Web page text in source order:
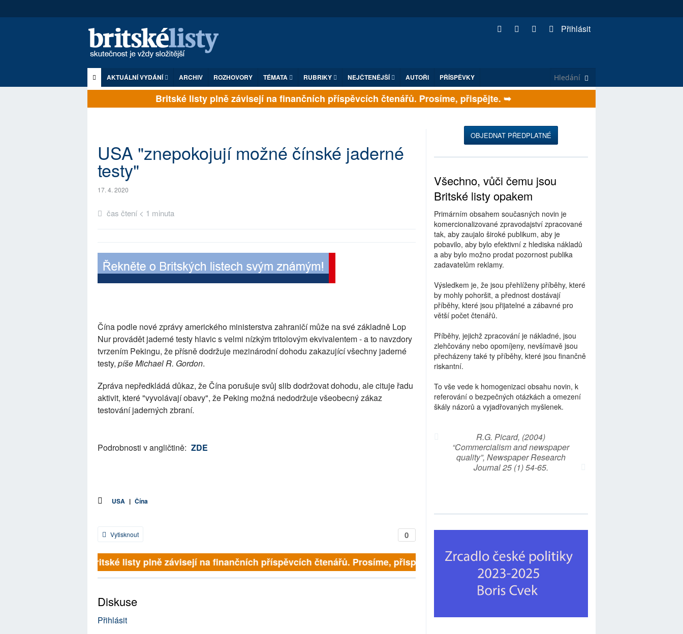
Přihlásit
AKTUÁLNÍ VYDÁNÍ ARCHIV ROZHOVORY TÉMATA RUBRIKY NEJČTENĚJŠÍ AUTOŘI PŘÍSPĚVKY
Britské listy plně závisejí na finančních příspěvcích čtenářů. Prosíme, přispějte. ➥
USA "znepokojují možné čínské jaderné
testy"
17. 4. 2020
čas čtení < 1 minuta
Čína podle nové zprávy amerického ministerstva zahraničí může na své základně Lop
Nur provádět jaderné testy hlavic s velmi nízkým tritolovým ekvivalentem - a to navzdory
tvrzením Pekingu, že přísně dodržuje mezinárodní dohodu zakazující všechny jaderné
testy, píše Michael R. Gordon.
Zpráva nepředkládá důkaz, že Čína porušuje svůj slib dodržovat dohodu, ale cituje řadu
aktivit, které "vyvolávají obavy", že Peking možná nedodržuje všeobecný zákaz
testování jaderných zbraní.
Podrobnosti v angličtině: ZDE
USA | Čína
0
Vytisknout
Britské listy plně závisejí na finančních příspěvcích čtenářů. Prosíme, přispějte. ➥
Diskuse
Přihlásit
OBJEDNAT PŘEDPLATNÉ
Všechno, vůči čemu jsou
Britské listy opakem
Primárním obsahem současných novin je
komercionalizované zpravodajství zpracované
tak, aby zaujalo široké publikum, aby je
pobavilo, aby bylo efektivní z hlediska nákladů
a aby bylo možno prodat pozornost publika
zadavatelům reklamy.
Výsledkem je, že jsou přehlíženy příběhy, které
by mohly pohoršit, a přednost dostávají
příběhy, které jsou přijatelné a zábavné pro
větší počet čtenářů.
Příběhy, jejichž zpracování je nákladné, jsou
zlehčovány nebo opomíjeny, nevšímavě jsou
přecházeny také ty příběhy, které jsou finančně
riskantní.
To vše vede k homogenizaci obsahu novin, k
referování o bezpečných otázkách a omezení
škály názorů a vyjadřovaných myšlenek.
R.G. Picard, (2004)
“Commercialism and newspaper
quality”, Newspaper Research
Journal 25 (1) 54-65.